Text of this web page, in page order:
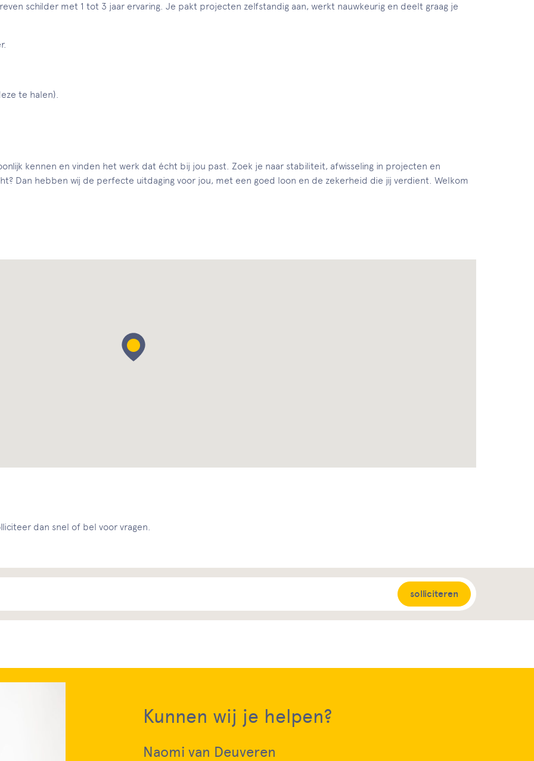
schilder met 1 tot 3 jaar ervaring. Je pakt projecten zelfstandig aan, werkt nauwkeurig en deelt graag je
te halen).
kennen en vinden het werk dat écht bij jou past. Zoek je naar stabiliteit, afwisseling in projecten en
Dan hebben wij de perfecte uitdaging voor jou, met een goed loon en de zekerheid die jij verdient. Welkom
dan snel of bel voor vragen.
solliciteren
Kunnen wij je helpen?
Naomi van Deuveren